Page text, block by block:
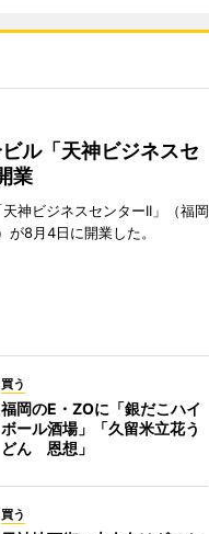
ル「天神ビジネスセ
業
神ビジネスセンターII」（福岡
が8月4日に開業した。
買う
福岡のE・ZOに「銀だこハイ
ボール酒場」「久留米立花う
どん 恩想」
買う